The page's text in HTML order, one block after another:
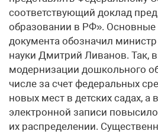
соответствующий доклад
образовании в РФ».
документа обозначил
науки Дмитрий Ливанов. Так, в
модернизации дошкольного
числе за счет федеральных
новых мест в детских садах, а
электронной записи
их распределении.